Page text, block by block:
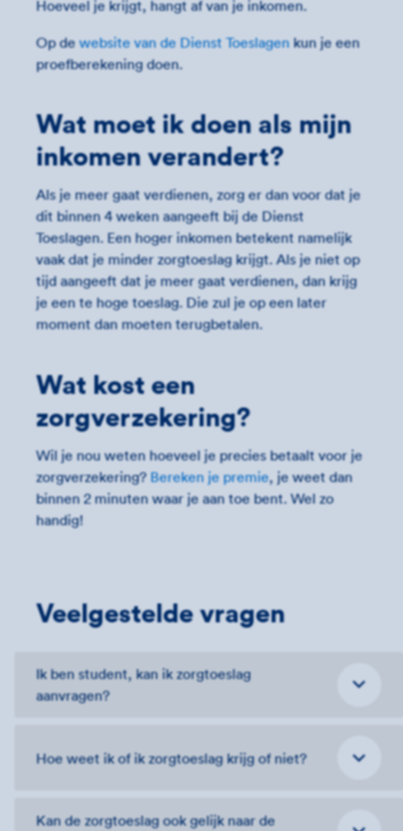
Hoeveel je krijgt, hangt af van je inkomen.
Op dewebsite van de Dienst Toeslagenkun je een
proefberekening doen.
Wat moet ik doen als mijn
inkomen verandert?
Als je meer gaat verdienen, zorg er dan voor dat je
dit binnen 4 weken aangeeft bij de Dienst
Toeslagen. Een hoger inkomen betekent namelijk
vaak dat je minder zorgtoeslag krijgt. Als je niet op
tijd aangeeft dat je meer gaat verdienen, dan krijg
je een te hoge toeslag. Die zul je op een later
moment dan moeten terugbetalen.
Wat kost een
zorgverzekering?
Wil je nou weten hoeveel je precies betaalt voor je
zorgverzekering?Bereken je premie, je weet dan
binnen 2 minuten waar je aan toe bent. Wel zo
handig!
Veelgestelde vragen
Ik ben student, kan ik zorgtoeslag
aanvragen?
Hoe weet ik of ik zorgtoeslag krijg of niet?
Kan de zorgtoeslag ook gelijk naar de